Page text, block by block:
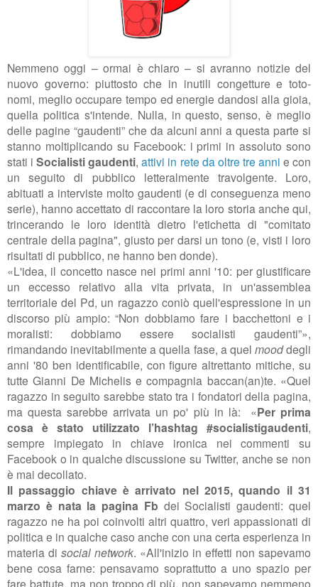
Nemmeno oggi –ormai è chiaro– si avranno notizie del
nuovo governo: piuttosto che in inutili congetture e toto-
nomi, meglio occupare tempo ed energie dandosi alla gioia,
quella politica s'intende. Nulla, in questo, senso, è meglio
delle pagine “gaudenti” che da alcuni anni a questa parte si
stanno moltiplicando su Facebook: i primi in assoluto sono
stati iSocialisti gaudenti,attivi in rete da oltre tre anni e con
un seguito di pubblico letteralmente travolgente. Loro,
abituati a interviste molto gaudenti (e di conseguenza meno
serie), hanno accettato di raccontare la loro storia anche qui,
trincerando le loro identità dietro l'etichetta di "comitato
centrale della pagina", giusto per darsi un tono (e, visti i loro
risultati di pubblico, ne hanno ben donde).
«L'idea, il concetto nasce nei primi anni '10: per giustificare
un eccesso relativo alla vita privata, in un'assemblea
territoriale del Pd, un ragazzo coniò quell'espressione in un
discorso più ampio: “Non dobbiamo fare i bacchettoni e i
moralisti: dobbiamo essere socialisti gaudenti”»,
rimandando inevitabilmente a quella fase, a quel mooddegli
anni '80 ben identificabile, con figure altrettanto mitiche, su
tutte Gianni De Michelis e compagnia baccan(an)te. «Quel
ragazzo in seguito sarebbe stato tra i fondatori della pagina,
ma questa sarebbe arrivata un po' più in là: «Per prima
cosa è stato utilizzato l’hashtag #socialistigaudenti,
sempre impiegato in chiave ironica nei commenti su
Facebook o in qualche discussione su Twitter, anche se non
è mai decollato.
Il passaggio chiave è arrivato nel 2015, quando il 31
marzo è nata la pagina Fb dei Socialisti gaudenti: quel
ragazzo ne ha poi coinvolti altri quattro, veri appassionati di
politica e in qualche caso anche con una certa esperienza in
materia di social network. «All'inizio in effetti non sapevamo
bene cosa farne: pensavamo soprattutto a uno spazio per
fare battute, ma non troppo di più, non sapevamo nemmeno